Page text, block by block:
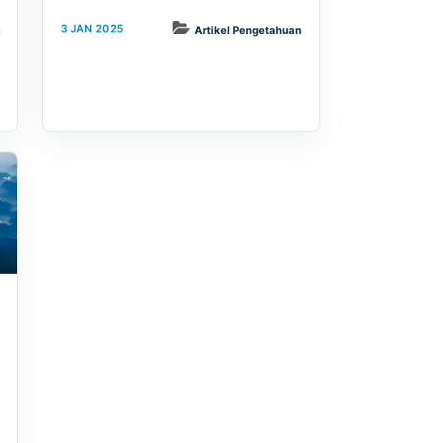
3 JAN 2025 Artikel Pengetahuan